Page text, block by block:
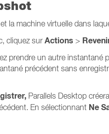
la machine virtuelle dans
cliquez sur Actions >
prendre un autre instantané
précédent sans
Parallels Desktop
En sélectionnant Ne